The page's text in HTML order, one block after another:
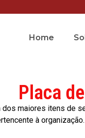
Home
Placa
maiores itens de
à organização.